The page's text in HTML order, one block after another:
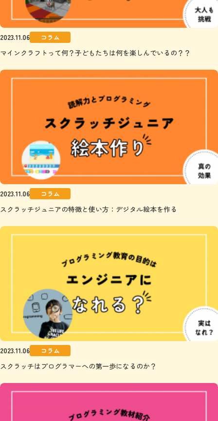
2023.11.06 コラム
マインクラフトって何？子どもたちは何を楽しんでいるの？？
2023.11.06 コラム
スクラッチジュニアの特徴と使い方：デジタル絵本を作る
2023.11.06 コラム
スクラッチはプログラマーへの第一歩になるのか？